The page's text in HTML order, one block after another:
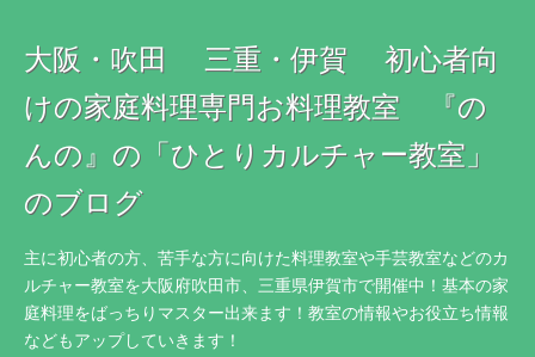
大阪・吹田 三重・伊賀 初心者向
けの家庭料理専門お料理教室 『の
んの』の「ひとりカルチャー教室」
のブログ
主に初心者の方、苦手な方に向けた料理教室や手芸教室などのカ
ルチャー教室を大阪府吹田市、三重県伊賀市で開催中！基本の家
庭料理をばっちりマスター出来ます！教室の情報やお役立ち情報
などもアップしていきます！